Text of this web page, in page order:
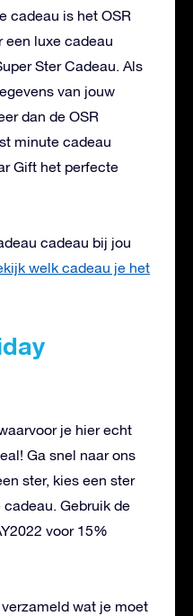
cadeau is het OSR
een luxe cadeau
Ster Cadeau. Als
van jouw
dan de OSR
minute cadeau
Gift het perfecte
cadeau bij jou
welk cadeau je het
je hier echt
Ga snel naar ons
ster, kies een ster
Gebruik de
voor 15%
wat je moet